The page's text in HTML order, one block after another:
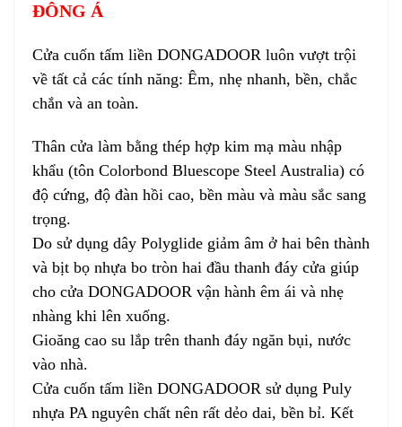
ĐÔNG Á
Cửa cuốn tấm liền DONGADOOR luôn vượt trội
về tất cả các tính năng: Êm, nhẹ nhanh, bền, chắc
chắn và an toàn.
Thân cửa làm bằng thép hợp kim mạ màu nhập
khẩu (tôn Colorbond Bluescope Steel Australia) có
độ cứng, độ đàn hồi cao, bền màu và màu sắc sang
trọng.
Do sử dụng dây Polyglide giảm âm ở hai bên thành
và bịt bọ nhựa bo tròn hai đầu thanh đáy cửa giúp
cho cửa DONGADOOR vận hành êm ái và nhẹ
nhàng khi lên xuống.
Gioăng cao su lắp trên thanh đáy ngăn bụi, nước
vào nhà.
Cửa cuốn tấm liền DONGADOOR sử dụng Puly
nhựa PA nguyên chất nên rất dẻo dai, bền bỉ. Kết